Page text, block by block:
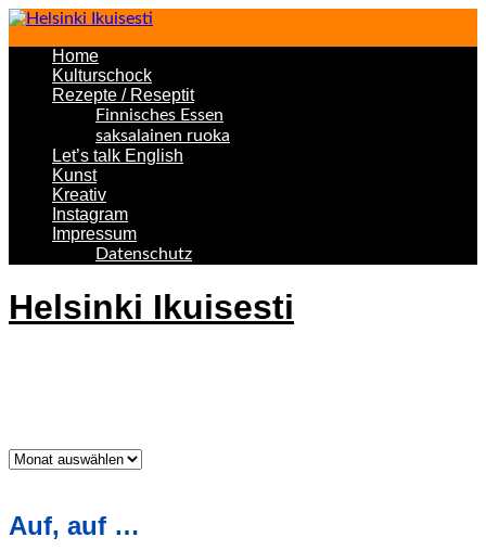
Home
Kulturschock
Rezepte / Reseptit
Finnisches Essen
saksalainen ruoka
Let’s talk English
Kunst
Kreativ
Instagram
Impressum
Datenschutz
Helsinki Ikuisesti
Was
Auf, auf …